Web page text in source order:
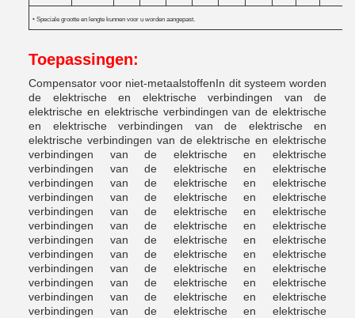
• Speciale grootte en lengte kunnen voor u worden aangepast.
Toepassingen:
Compensator voor niet-metaalstoffenIn dit systeem worden
de elektrische en elektrische verbindingen van de
elektrische en elektrische verbindingen van de elektrische
en elektrische verbindingen van de elektrische en
elektrische verbindingen van de elektrische en elektrische
verbindingen van de elektrische en elektrische
verbindingen van de elektrische en elektrische
verbindingen van de elektrische en elektrische
verbindingen van de elektrische en elektrische
verbindingen van de elektrische en elektrische
verbindingen van de elektrische en elektrische
verbindingen van de elektrische en elektrische
verbindingen van de elektrische en elektrische
verbindingen van de elektrische en elektrische
verbindingen van de elektrische en elektrische
verbindingen van de elektrische en elektrische
verbindingen van de elektrische en elektrische